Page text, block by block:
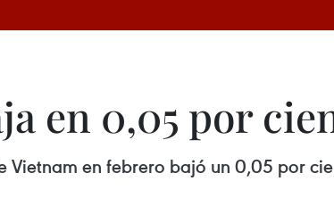
en 0,05 por
Vietnam en febrero bajó un 0,05 por